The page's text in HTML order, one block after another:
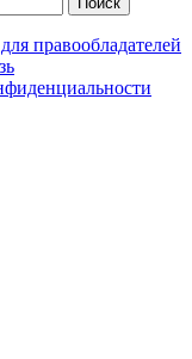
правообладателей